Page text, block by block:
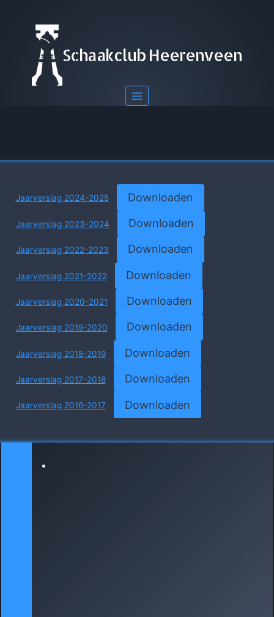
Schaakclub Heerenveen
Jaarverslag 2024-2025 Downloaden
Jaarverslag 2023-2024 Downloaden
Jaarverslag 2022-2023 Downloaden
Jaarverslag 2021-2022 Downloaden
Jaarverslag 2020-2021 Downloaden
Jaarverslag 2019-2020 Downloaden
Jaarverslag 2018-2019 Downloaden
Jaarverslag 2017-2018 Downloaden
Jaarverslag 2016-2017 Downloaden